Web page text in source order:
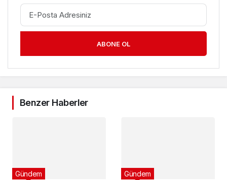
ABONE OL
Benzer Haberler
Gündem Gündem